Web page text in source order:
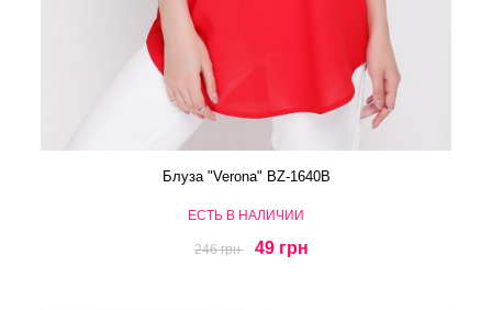
Блуза "Verona" BZ-1640B
ЕСТЬ В НАЛИЧИИ
246 грн 49 грн